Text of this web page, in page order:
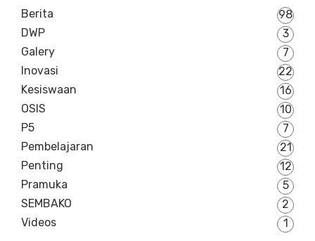
Berita
98
DWP
3
Galery
7
Inovasi
22
Kesiswaan
16
OSIS
10
P5
7
Pembelajaran
21
Penting
12
Pramuka
5
SEMBAKO
2
Videos
1